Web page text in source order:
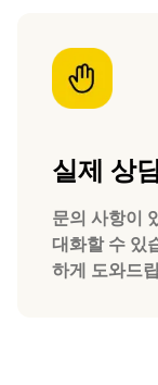
실제 상
문의 사항이
대화할 수 있
하게 도와드